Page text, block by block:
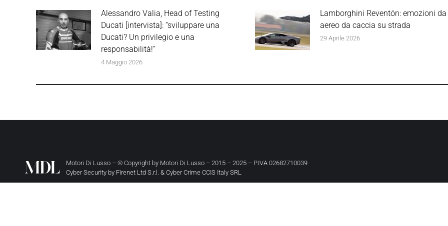
Alessandro Valia, Head of Testing
Ducati [intervista]: “sviluppare una
Ducati? Un privilegio e una
responsabilità!”
4 Maggio 2026
Lamborghini Reventón: emozioni da
aereo da caccia su strada
29 Aprile 2026
Motori Di Lusso – © Copyright by Motori Di Lusso – 2015 – 2025 – P.IVA 02682710039
Cyber Security by Firenet Ltd S.r.l. & Cyber Crime CCIS Italy SRL